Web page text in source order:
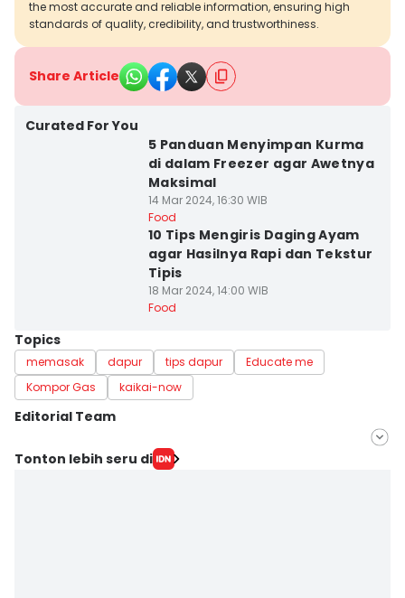
the most accurate and reliable information, ensuring high
standards of quality, credibility, and trustworthiness.
Share Article
Curated For You
5 Panduan Menyimpan Kurma
di dalam Freezer agar Awetnya
Maksimal
14 Mar 2024, 16:30 WIB
Food
10 Tips Mengiris Daging Ayam
agar Hasilnya Rapi dan Tekstur
Tipis
18 Mar 2024, 14:00 WIB
Food
Topics
memasak dapur tips dapur
Educate me
Kompor Gas
kaikai-now
Editorial Team
Editor
Tonton lebih seru di